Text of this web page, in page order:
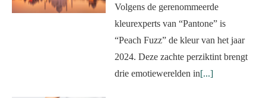
Volgens de gerenommeerde
kleurexperts van “Pantone” is
“Peach Fuzz” de kleur van het jaar
2024. Deze zachte perziktint brengt
drie emotiewerelden in[...]